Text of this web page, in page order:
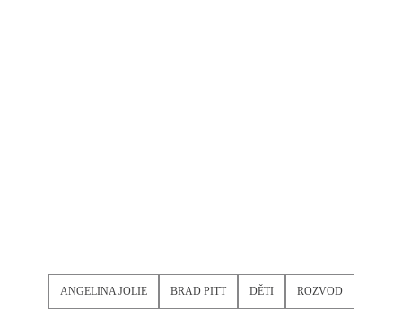
ANGELINA JOLIE BRAD PITT DĚTI ROZVOD